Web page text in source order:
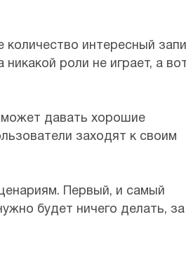
интересный
роли не играет, а
может давать хорошие
заходят к своим
Первый, и самый
будет ничего делать,